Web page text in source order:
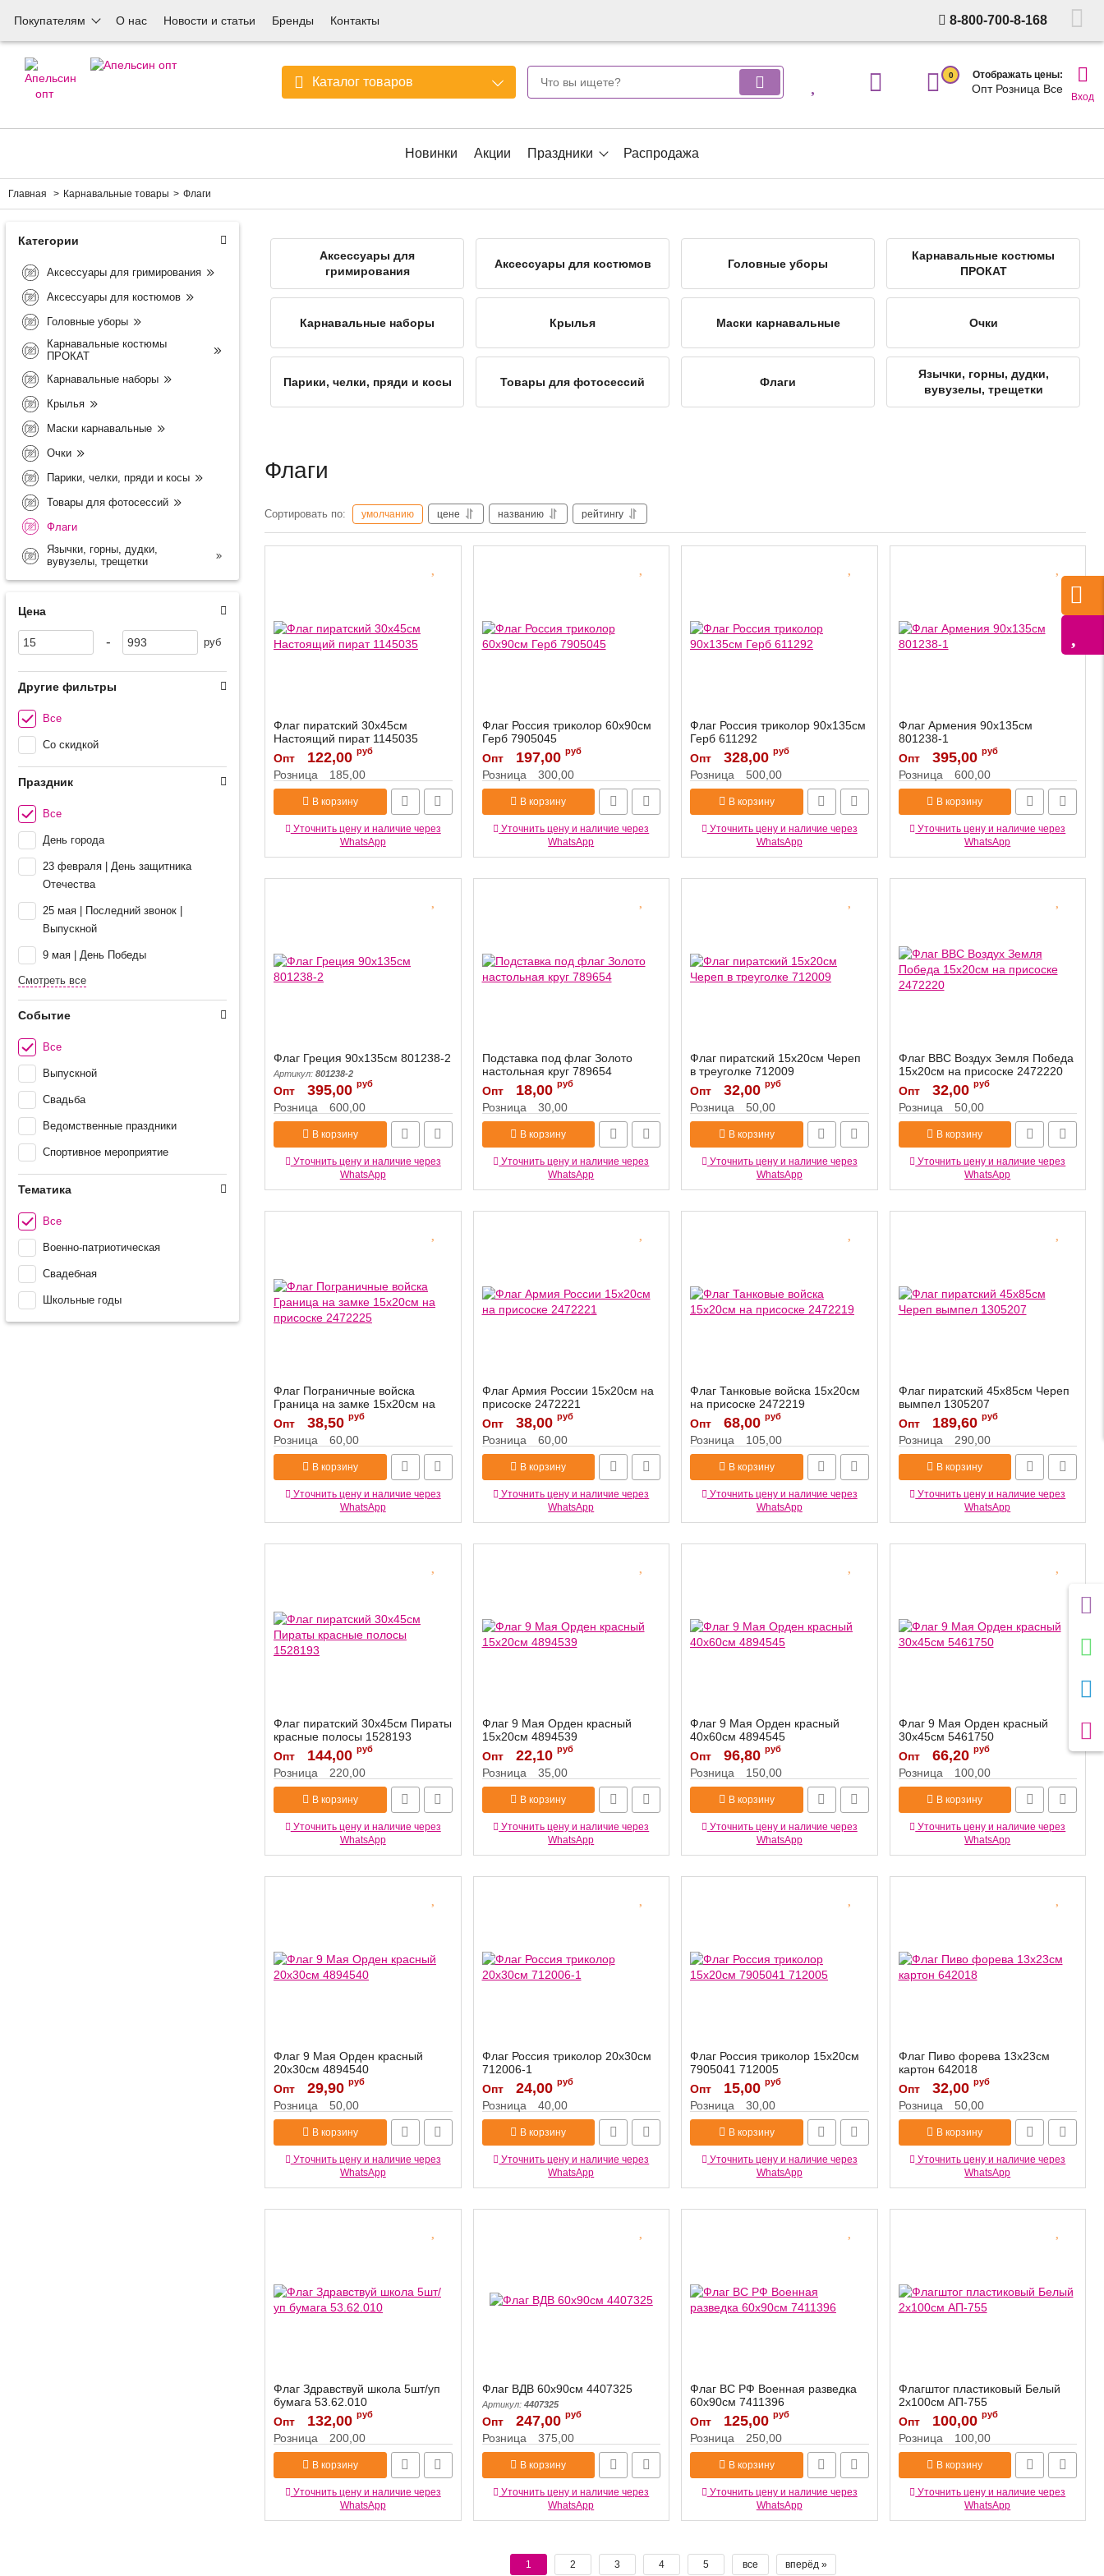
Покупателям О нас Новости и статьи Бренды Контакты 8-800-700-8-168
Каталог товаров 0 Отображать цены:
Опт Розница Все
Вход
Новинки Акции Праздники Распродажа
Главная Карнавальные товары Флаги
Категории
Аксессуары для гримирования
Аксессуары для костюмов
Головные уборы
Карнавальные костюмы
ПРОКАТ
Карнавальные наборы
Крылья
Маски карнавальные
Очки
Парики, челки, пряди и косы
Товары для фотосессий
Флаги
Язычки, горны, дудки,
вувузелы, трещетки
Цена
- руб
Другие фильтры
Все
Со скидкой
Праздник
Все
День города
23 февраля | День защитника
Отечества
25 мая | Последний звонок |
Выпускной
9 мая | День Победы
Смотреть все
Событие
Все
Выпускной
Свадьба
Ведомственные праздники
Спортивное мероприятие
Тематика
Все
Военно-патриотическая
Свадебная
Школьные годы
Аксессуары для
гримирования
Аксессуары для костюмов Головные уборы
Карнавальные костюмы
ПРОКАТ
Карнавальные наборы Крылья Маски карнавальные Очки
Парики, челки, пряди и косы Товары для фотосессий Флаги
Язычки, горны, дудки,
вувузелы, трещетки
Флаги
Сортировать по: умолчанию цене названию рейтингу
Флаг пиратский 30х45см
Настоящий пират 1145035
Артикул: 1145035
Опт 122,00 руб
Розница 185,00
В корзину
Уточнить цену и наличие через
WhatsApp
Флаг Россия триколор 60х90см
Герб 7905045
Артикул: 7905045
Опт 197,00 руб
Розница 300,00
В корзину
Уточнить цену и наличие через
WhatsApp
Флаг Россия триколор 90х135см
Герб 611292
Артикул: 611292
Опт 328,00 руб
Розница 500,00
В корзину
Уточнить цену и наличие через
WhatsApp
Флаг Армения 90х135см
801238-1
Артикул: 801238-1
Опт 395,00 руб
Розница 600,00
В корзину
Уточнить цену и наличие через
WhatsApp
Флаг Греция 90х135см 801238-2
Артикул: 801238-2
Опт 395,00 руб
Розница 600,00
В корзину
Уточнить цену и наличие через
WhatsApp
Подставка под флаг Золото
настольная круг 789654
Артикул: 789654
Опт 18,00 руб
Розница 30,00
В корзину
Уточнить цену и наличие через
WhatsApp
Флаг пиратский 15х20см Череп
в треуголке 712009
Артикул: 712009
Опт 32,00 руб
Розница 50,00
В корзину
Уточнить цену и наличие через
WhatsApp
Флаг ВВС Воздух Земля Победа
15х20см на присоске 2472220
Артикул: 2472220
Опт 32,00 руб
Розница 50,00
В корзину
Уточнить цену и наличие через
WhatsApp
Флаг Пограничные войска
Граница на замке 15х20см на
присоске 2472225
2472225
Опт 38,50 руб
Розница 60,00
В корзину
Уточнить цену и наличие через
WhatsApp
Флаг Армия России 15х20см на
присоске 2472221
Артикул: 2472221
Опт 38,00 руб
Розница 60,00
В корзину
Уточнить цену и наличие через
WhatsApp
Флаг Танковые войска 15х20см
на присоске 2472219
Артикул: 2472219
Опт 68,00 руб
Розница 105,00
В корзину
Уточнить цену и наличие через
WhatsApp
Флаг пиратский 45х85см Череп
вымпел 1305207
Артикул: 1305207
Опт 189,60 руб
Розница 290,00
В корзину
Уточнить цену и наличие через
WhatsApp
Флаг пиратский 30х45см Пираты
красные полосы 1528193
Артикул: 1528193
Опт 144,00 руб
Розница 220,00
В корзину
Уточнить цену и наличие через
WhatsApp
Флаг 9 Мая Орден красный
15х20см 4894539
Артикул: 4894539
Опт 22,10 руб
Розница 35,00
В корзину
Уточнить цену и наличие через
WhatsApp
Флаг 9 Мая Орден красный
40х60см 4894545
Артикул: 4894545
Опт 96,80 руб
Розница 150,00
В корзину
Уточнить цену и наличие через
WhatsApp
Флаг 9 Мая Орден красный
30х45см 5461750
Артикул: 5461750
Опт 66,20 руб
Розница 100,00
В корзину
Уточнить цену и наличие через
WhatsApp
Флаг 9 Мая Орден красный
20х30см 4894540
Артикул: 4894540
Опт 29,90 руб
Розница 50,00
В корзину
Уточнить цену и наличие через
WhatsApp
Флаг Россия триколор 20х30см
712006-1
Артикул: 712006-1
Опт 24,00 руб
Розница 40,00
В корзину
Уточнить цену и наличие через
WhatsApp
Флаг Россия триколор 15х20см
7905041 712005
Артикул: 712005
Опт 15,00 руб
Розница 30,00
В корзину
Уточнить цену и наличие через
WhatsApp
Флаг Пиво форева 13х23см
картон 642018
Артикул: 642018
Опт 32,00 руб
Розница 50,00
В корзину
Уточнить цену и наличие через
WhatsApp
Флаг Здравствуй школа 5шт/уп
бумага 53.62.010
Артикул: 53.62.010
Опт 132,00 руб
Розница 200,00
В корзину
Уточнить цену и наличие через
WhatsApp
Флаг ВДВ 60х90см 4407325
Артикул: 4407325
Опт 247,00 руб
Розница 375,00
В корзину
Уточнить цену и наличие через
WhatsApp
Флаг ВС РФ Военная разведка
60х90см 7411396
Артикул: 7411396
Опт 125,00 руб
Розница 250,00
В корзину
Уточнить цену и наличие через
WhatsApp
Флагштог пластиковый Белый
2х100см АП-755
Артикул: АП-755
Опт 100,00 руб
Розница 100,00
В корзину
Уточнить цену и наличие через
WhatsApp
1 2 3 4 5 все вперёд »